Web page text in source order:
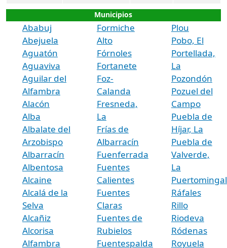
Municipios
Ababuj
Abejuela
Aguatón
Aguaviva
Aguilar del
Alfambra
Alacón
Alba
Albalate del
Arzobispo
Albarracín
Albentosa
Alcaine
Alcalá de la
Selva
Alcañiz
Alcorisa
Alfambra
Formiche
Alto
Fórnoles
Fortanete
Foz-
Calanda
Fresneda,
La
Frías de
Albarracín
Fuenferrada
Fuentes
Calientes
Fuentes
Claras
Fuentes de
Rubielos
Fuentespalda
Plou
Pobo, El
Portellada,
La
Pozondón
Pozuel del
Campo
Puebla de
Híjar, La
Puebla de
Valverde,
La
Ráfales
Rillo
Riodeva
Ródenas
Royuela